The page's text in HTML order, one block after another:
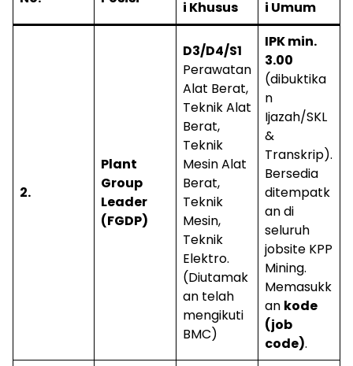
i Khusus i Umum
2.
Plant
Group
Leader
(FGDP)
D3/D4/S1
Perawatan
Alat Berat,
Teknik Alat
Berat,
Teknik
Mesin Alat
Berat,
Teknik
Mesin,
Teknik
Elektro.
(Diutamak
an telah
mengikuti
BMC)
IPK min.
3.00
(dibuktika
n
Ijazah/SKL
&
Transkrip).
Bersedia
ditempatk
an di
seluruh
jobsite KPP
Mining.
Memasukk
an kode
(job
code).